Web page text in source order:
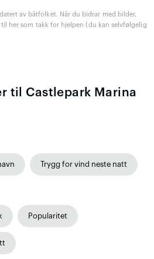
av båtfolket. Når du bidrar med bilder,
her som takk for hjelpen (du kan selvfølgelig
til Castlepark Marina
Trygg for vind neste natt
Popularitet